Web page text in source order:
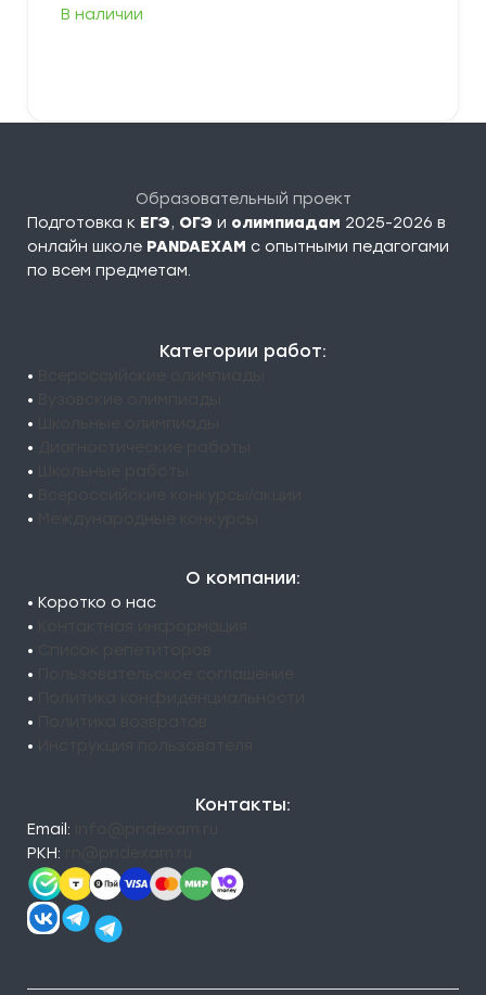
В наличии
Образовательный проект
Подготовка к ЕГЭ, ОГЭ и олимпиадам 2025-2026 в
онлайн школе PANDAEXAM c опытными педагогами
по всем предметам.
Категории работ:
•
•
•
•
•
•
•
О компании:
• Коротко о нас
•
•
•
•
•
•
Контакты:
Email:
РКН: